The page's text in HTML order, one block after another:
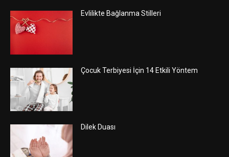
Evlilikte Bağlanma Stilleri
Çocuk Terbiyesi İçin 14 Etkili Yöntem
Dilek Duası